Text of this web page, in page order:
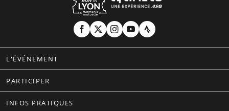
L'ÉVÉNEMENT
PARTICIPER
INFOS PRATIQUES